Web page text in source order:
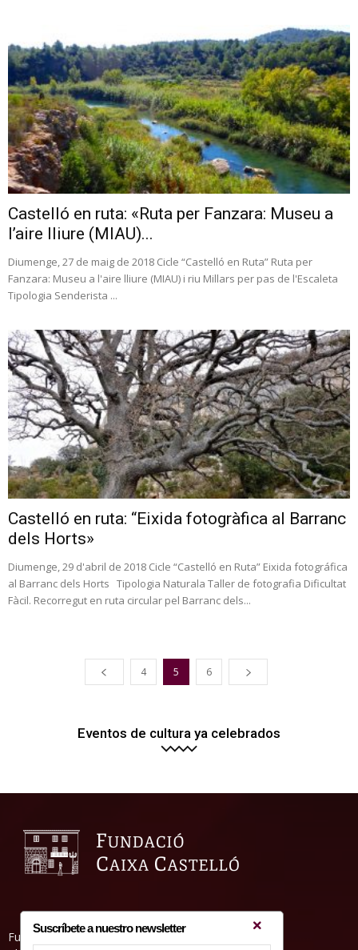
Castelló en ruta: «Ruta per Fanzara: Museu a
l’aire lliure (MIAU)...
Diumenge, 27 de maig de 2018 Cicle “Castelló en Ruta” Ruta per
Fanzara: Museu a l'aire lliure (MIAU) i riu Millars per pas de l'Escaleta
Tipologia Senderista ...
Castelló en ruta: “Eixida fotogràfica al Barranc
dels Horts»
Diumenge, 29 d'abril de 2018 Cicle “Castelló en Ruta” Eixida fotográfica
al Barranc dels Horts Tipologia Naturala Taller de fotografia Dificultat
Fàcil. Recorregut en ruta circular pel Barranc dels...
4 5 6
Eventos de cultura ya celebrados
Fundació Caixa Castelló • Casa Abadía
Suscríbete a nuestro newsletter